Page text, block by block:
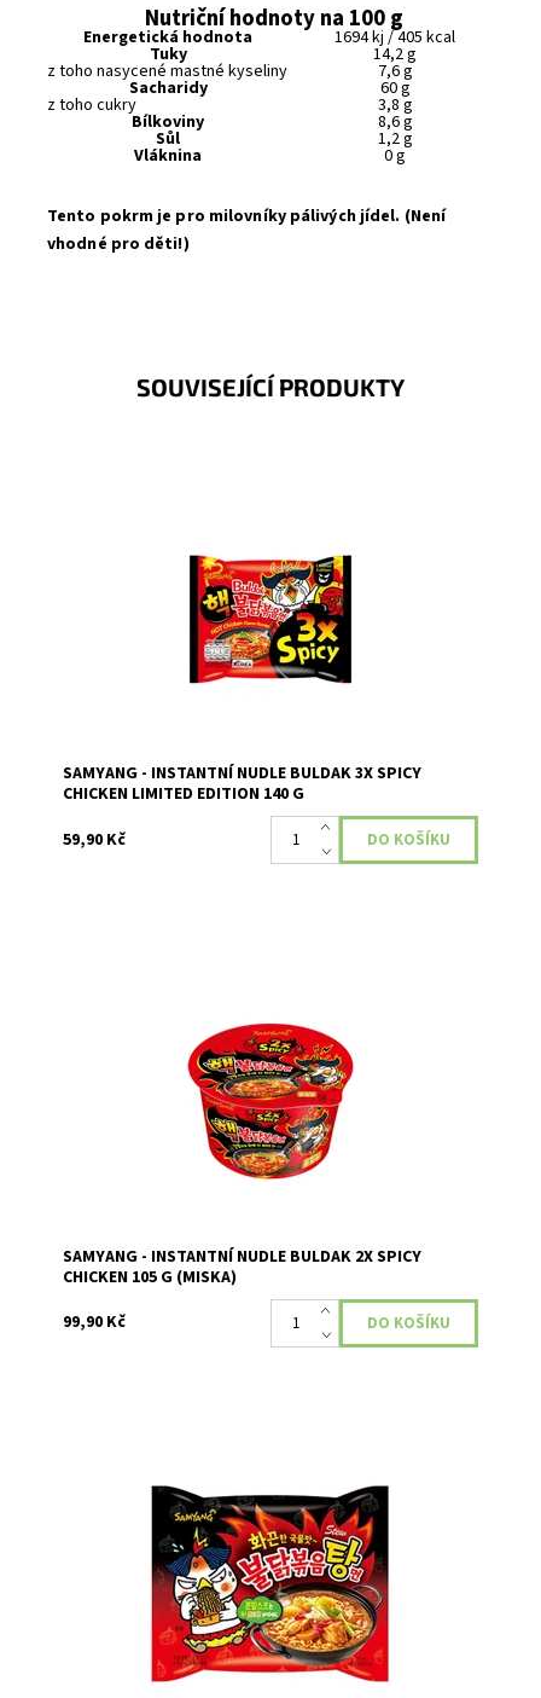
Nutriční hodnoty na 100 g
Energetická hodnota 1694 kj / 405 kcal
Tuky 14,2 g
z toho nasycené mastné kyseliny 7,6 g
Sacharidy 60 g
z toho cukry 3,8 g
Bílkoviny 8,6 g
Sůl 1,2 g
Vláknina 0 g
Tento pokrm je pro milovníky pálivých jídel. (Není
vhodné pro děti!)
SOUVISEJÍCÍ PRODUKTY
Momentálně nedostupné
SAMYANG - INSTANTNÍ NUDLE BULDAK 3X SPICY
CHICKEN LIMITED EDITION 140 G
59,90 Kč
Momentálně nedostupné
SAMYANG - INSTANTNÍ NUDLE BULDAK 2X SPICY
CHICKEN 105 G (MISKA)
99,90 Kč
Extrémně pikantní nudlová polévka s příchutí dušeného
Skladem